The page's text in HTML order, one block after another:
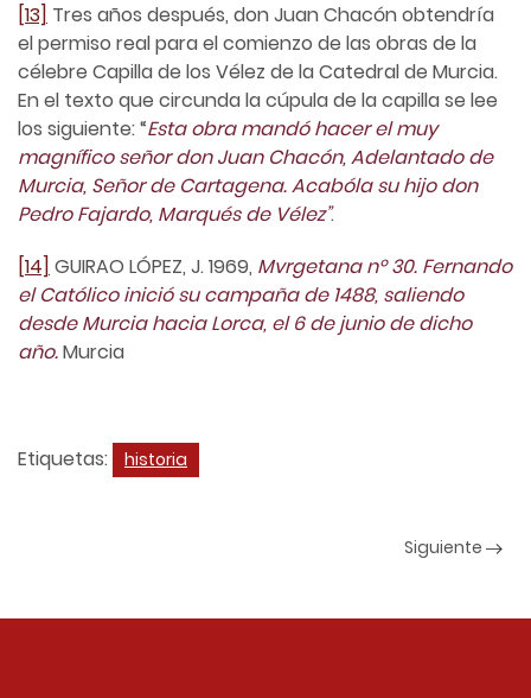
[13] Tres años después, don Juan Chacón obtendría
el permiso real para el comienzo de las obras de la
célebre Capilla de los Vélez de la Catedral de Murcia.
En el texto que circunda la cúpula de la capilla se lee
los siguiente: “Esta obra mandó hacer el muy
magnífico señor don Juan Chacón, Adelantado de
Murcia, Señor de Cartagena. Acabóla su hijo don
Pedro Fajardo, Marqués de Vélez”.
[14] GUIRAO LÓPEZ, J. 1969, Mvrgetana nº 30. Fernando
el Católico inició su campaña de 1488, saliendo
desde Murcia hacia Lorca, el 6 de junio de dicho
año.Murcia
Etiquetas: historia
Siguiente